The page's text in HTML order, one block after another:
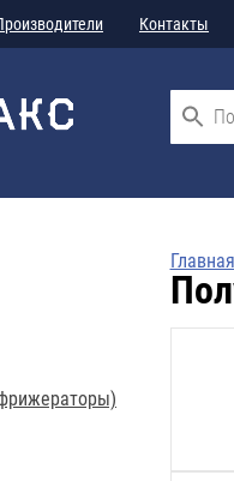
Контакты
Главная